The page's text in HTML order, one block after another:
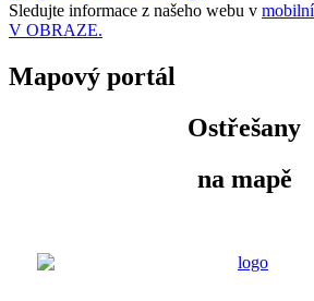
Sledujte informace z našeho webu v
V OBRAZE.
Mapový portál
Ostřešany
na mapě